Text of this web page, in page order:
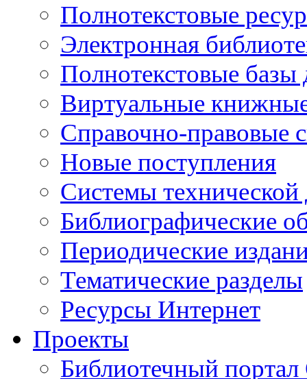
Полнотекстовые
Электронная
Полнотекстовые
Виртуальные
Справочно-правовые
Новые поступления
Cистемы
Библиографические
Периодические
Тематические разделы
Ресурсы Интернет
Проекты
Библиотечный портал